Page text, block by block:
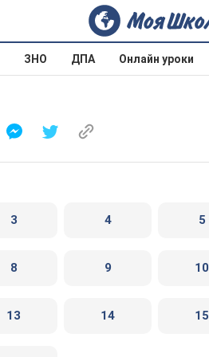
ЗНО ДПА Онлайн уроки
3 4 5
8 9 10
13 14 15